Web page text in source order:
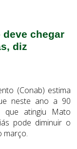
chegar
diz
(Conab) estima
neste ano a 90
que atingiu Mato
pode diminuir o
março.